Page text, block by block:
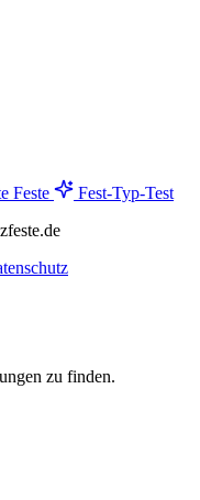
Feste
Fest-Typ-Test
zu finden.